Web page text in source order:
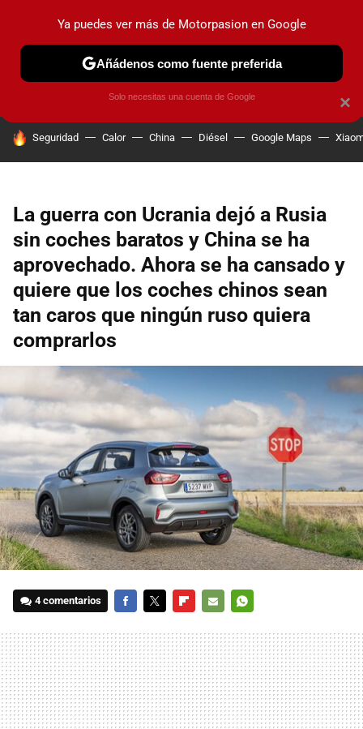
PRUEBAS COCHES ELÉCTRICOS OBSERVATORIO
HOY SE HABLA DE
Seguridad Calor China Diésel Google Maps
La guerra con Ucrania dejó a Rusia
sin coches baratos y China se ha
aprovechado. Ahora se ha cansado y
quiere que los coches chinos sean
tan caros que ningún ruso quiera
comprarlos
4 comentarios
MAIL
×
Ya puedes ver más de Motorpasion en Google
Añádenos como fuente preferida
Solo necesitas una cuenta de Google